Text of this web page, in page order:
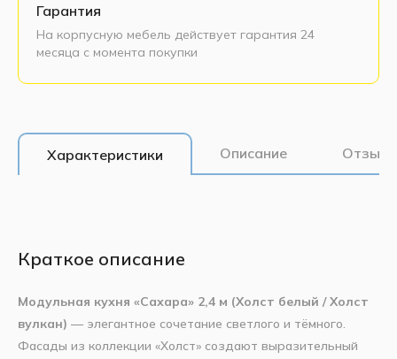
Гарантия
На корпусную мебель действует гарантия 24
месяца с момента покупки
Характеристики Описание
Краткое описание
Модульная кухня «Сахара» 2,4 м (Холст белый / Холст
вулкан) — элегантное сочетание светлого и тёмного.
Фасады из коллекции «Холст» создают выразительный